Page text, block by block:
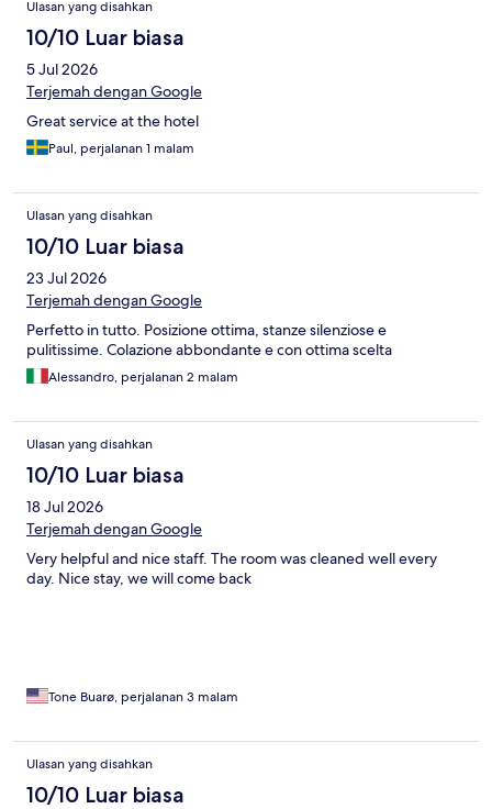
Ulasan yang disahkan
10/10 Luar biasa
5 Jul 2026
Terjemah dengan Google
Great service at the hotel
Paul, perjalanan 1 malam
Ulasan yang disahkan
10/10 Luar biasa
23 Jul 2026
Terjemah dengan Google
Perfetto in tutto. Posizione ottima, stanze silenziose e
pulitissime. Colazione abbondante e con ottima scelta
Alessandro, perjalanan 2 malam
Ulasan yang disahkan
10/10 Luar biasa
18 Jul 2026
Terjemah dengan Google
Very helpful and nice staff. The room was cleaned well every
day. Nice stay, we will come back
Tone Buarø, perjalanan 3 malam
Ulasan yang disahkan
10/10 Luar biasa